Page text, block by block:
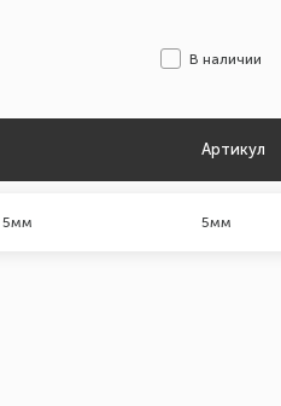
В наличии
Артикул
5мм 5мм